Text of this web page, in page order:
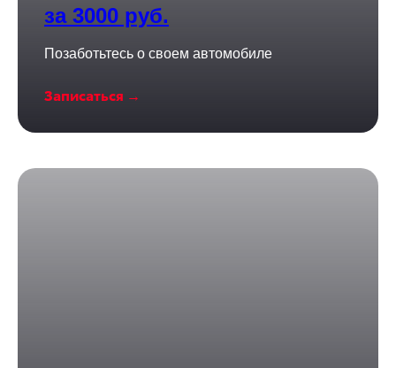
за 3000 руб.
Позаботьтесь о своем автомобиле
Записаться →